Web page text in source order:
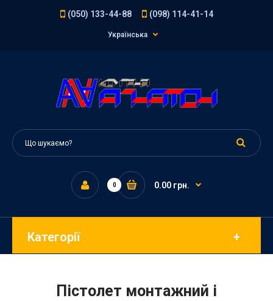
(050) 133-44-88 (098) 114-41-14
Українська
0 0.00 грн.
Категорії
Пістолет монтажний і